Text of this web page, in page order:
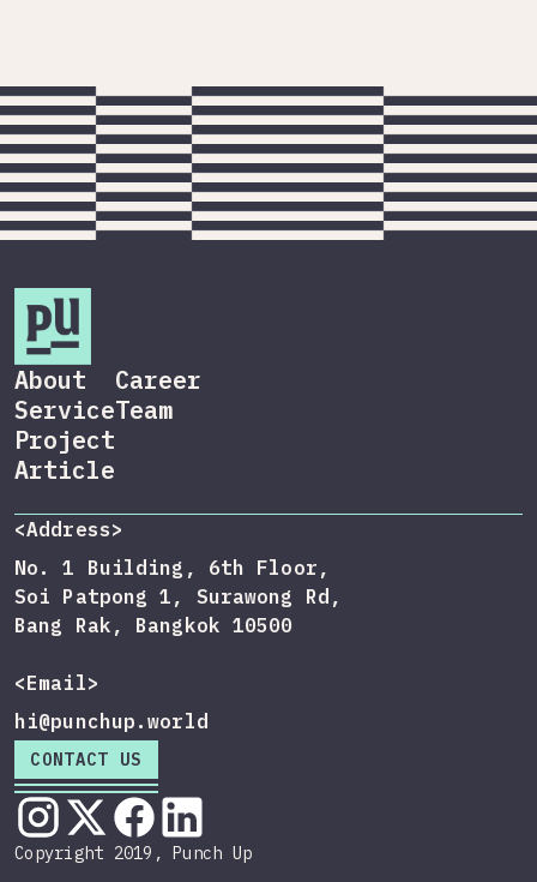
About
Service
Project
Article
Career
Team
<Address>
No. 1 Building, 6th Floor,
Soi Patpong 1, Surawong Rd,
Bang Rak, Bangkok 10500
<Email>
hi@punchup.world
CONTACT US
Copyright 2019, Punch Up